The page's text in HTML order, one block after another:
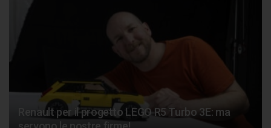
Renault per il progetto LEGO R5 Turbo 3E: ma